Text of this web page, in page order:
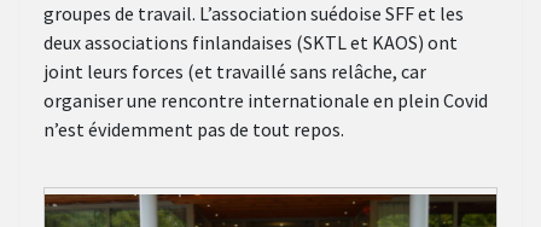
groupes de travail. L’association suédoise SFF et les
deux associations finlandaises (SKTL et KAOS) ont
joint leurs forces (et travaillé sans relâche, car
organiser une rencontre internationale en plein Covid
n’est évidemment pas de tout repos.